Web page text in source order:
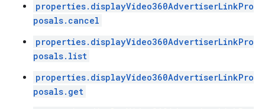
properties.displayVideo360AdvertiserLinkPro
posals.cancel
properties.displayVideo360AdvertiserLinkPro
posals.list
properties.displayVideo360AdvertiserLinkPro
posals.get